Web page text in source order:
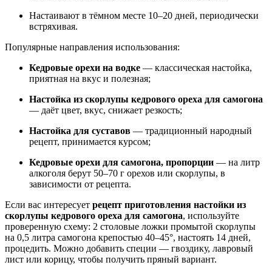
Настаивают в тёмном месте 10–20 дней, периодически
встряхивая.
Популярные направления использования:
Кедровые орехи на водке — классическая настойка,
приятная на вкус и полезная;
Настойка из скорлупы кедрового ореха для самогона
— даёт цвет, вкус, снижает резкость;
Настойка для суставов — традиционный народный
рецепт, принимается курсом;
Кедровые орехи для самогона, пропорции — на литр
алкоголя берут 50–70 г орехов или скорлупы, в
зависимости от рецепта.
Если вас интересует рецепт приготовления настойки из
скорлупы кедрового ореха для самогона, используйте
проверенную схему: 2 столовые ложки промытой скорлупы
на 0,5 литра самогона крепостью 40–45°, настоять 14 дней,
процедить. Можно добавить специи — гвоздику, лавровый
лист или корицу, чтобы получить пряный вариант.